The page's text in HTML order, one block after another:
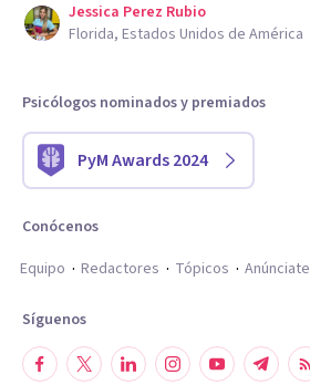
Jessica Perez Rubio
Florida, Estados Unidos de América
Psicólogos nominados y premiados
PyM Awards 2024
Conócenos
Equipo
Redactores Tópicos Anúnciate
Síguenos